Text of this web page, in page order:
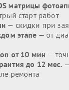
матрицы
старт работ
— скидки при
этапе — от
от 10 мин —
до 12 мес.
ремонта